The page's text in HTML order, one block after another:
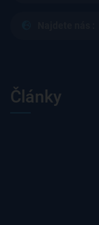
Články